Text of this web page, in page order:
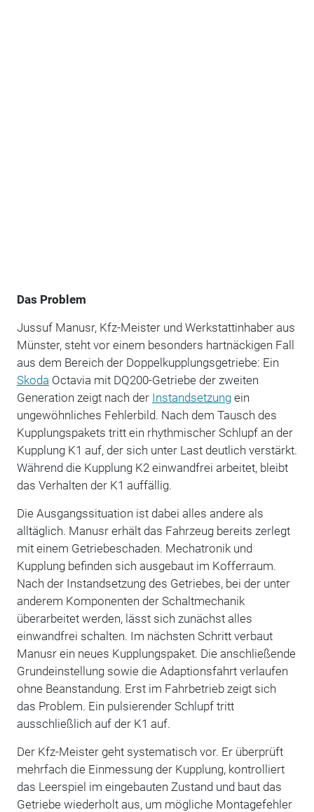
Das Problem
Jussuf Manusr, Kfz-Meister und Werkstattinhaber aus
Münster, steht vor einem besonders hartnäckigen Fall
aus dem Bereich der Doppelkupplungsgetriebe: Ein
Skoda Octavia mit DQ200-Getriebe der zweiten
Generation zeigt nach der Instandsetzungein
ungewöhnliches Fehlerbild. Nach dem Tausch des
Kupplungspakets tritt ein rhythmischer Schlupf an der
Kupplung K1 auf, der sich unter Last deutlich verstärkt.
Während die Kupplung K2 einwandfrei arbeitet, bleibt
das Verhalten der K1 auffällig.
Die Ausgangssituation ist dabei alles andere als
alltäglich. Manusr erhält das Fahrzeug bereits zerlegt
mit einem Getriebeschaden. Mechatronik und
Kupplung befinden sich ausgebaut im Kofferraum.
Nach der Instandsetzung des Getriebes, bei der unter
anderem Komponenten der Schaltmechanik
überarbeitet werden, lässt sich zunächst alles
einwandfrei schalten. Im nächsten Schritt verbaut
Manusr ein neues Kupplungspaket. Die anschließende
Grundeinstellung sowie die Adaptionsfahrt verlaufen
ohne Beanstandung. Erst im Fahrbetrieb zeigt sich
das Problem. Ein pulsierender Schlupf tritt
ausschließlich auf der K1 auf.
Der Kfz-Meister geht systematisch vor. Er überprüft
mehrfach die Einmessung der Kupplung, kontrolliert
das Leerspiel im eingebauten Zustand und baut das
Getriebe wiederholt aus, um mögliche Montagefehler